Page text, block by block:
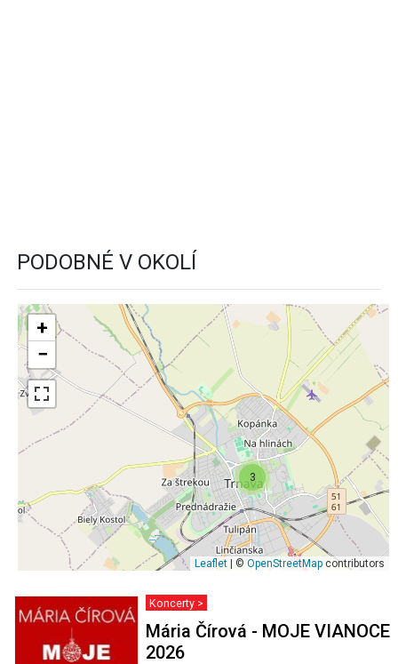
PODOBNÉ V OKOLÍ
3
+
−
Leaflet | © OpenStreetMap contributors
Koncerty >
Mária Čírová - MOJE VIANOCE
2026